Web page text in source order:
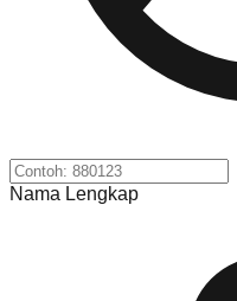
Nama Lengkap